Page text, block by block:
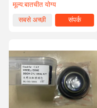
मूल्य:बातचीत योग्य
सबसे अच्छी
संपर्क